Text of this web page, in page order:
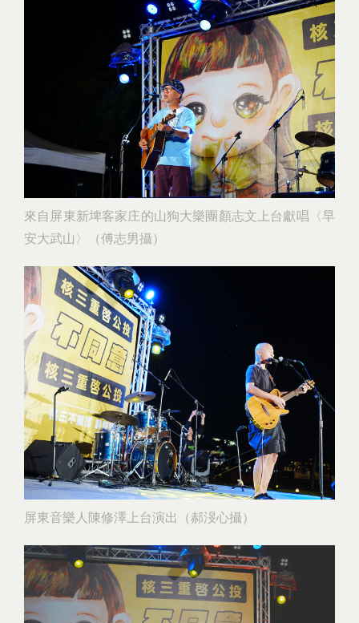
來自屏東新埤客家庄的山狗大樂團顏志文上台獻唱〈早
安大武山〉（傅志男攝）
屏東音樂人陳修澤上台演出（郝渂心攝）